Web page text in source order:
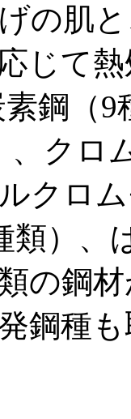
の肌
じて
鋼（
、クロ
クロ
類）、
の鋼
鋼種